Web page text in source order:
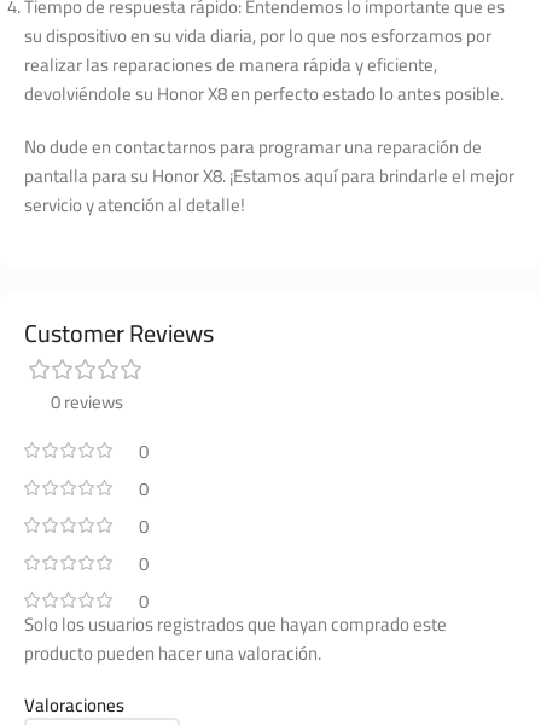
su dispositivo en su vida diaria, por lo que nos esforzamos por
realizar las reparaciones de manera rápida y eficiente,
devolviéndole su Honor X8 en perfecto estado lo antes posible.
No dude en contactarnos para programar una reparación de
pantalla para su Honor X8. ¡Estamos aquí para brindarle el mejor
servicio y atención al detalle!
Customer Reviews
0 reviews
0
0
0
0
0
Valoraciones
Solo los usuarios registrados que hayan comprado este
producto pueden hacer una valoración.